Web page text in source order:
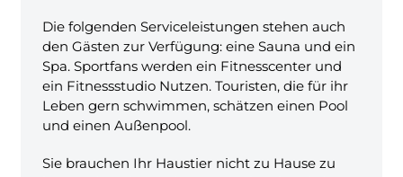
Die folgenden Serviceleistungen stehen auch
den Gästen zur Verfügung: eine Sauna und ein
Spa. Sportfans werden ein Fitnesscenter und
ein Fitnessstudio Nutzen. Touristen, die für ihr
Leben gern schwimmen, schätzen einen Pool
und einen Außenpool.
Sie brauchen Ihr Haustier nicht zu Hause zu